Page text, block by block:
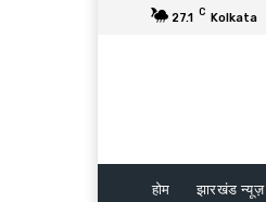
27.1 C Kolkata
होम झारखंड न्यूज़